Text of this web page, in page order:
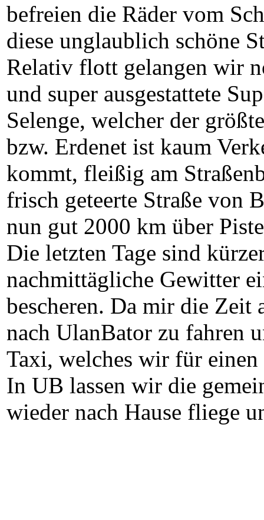
befreien die Räder vom
diese unglaublich schöne
Relativ flott gelangen wir
und super ausgestattete
Selenge, welcher der
bzw. Erdenet ist kaum
kommt, fleißig am
frisch geteerte Straße von
nun gut 2000 km über
Die letzten Tage sind
nachmittägliche Gewitter
bescheren. Da mir die Zeit
nach UlanBator zu fahren
Taxi, welches wir für
In UB lassen wir die
wieder nach Hause fliege